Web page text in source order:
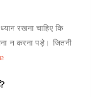
रखना चाहिए कि
न करना पड़े। जितनी